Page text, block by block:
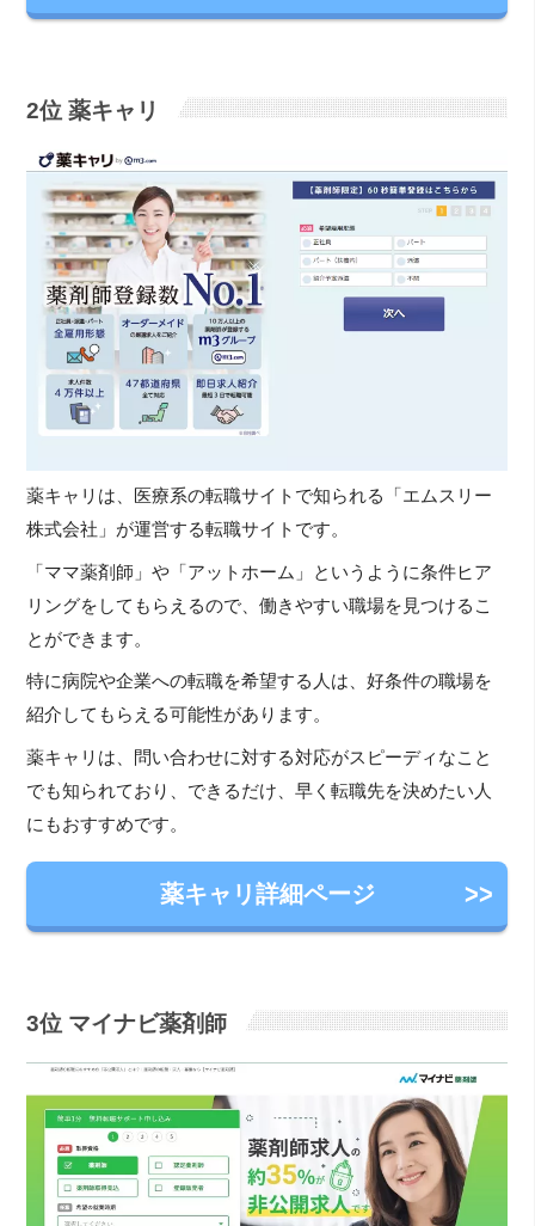
2位 薬キャリ
薬キャリは、医療系の転職サイトで知られる「エムスリー
株式会社」が運営する転職サイトです。
「ママ薬剤師」や「アットホーム」というように条件ヒア
リングをしてもらえるので、働きやすい職場を見つけるこ
とができます。
特に病院や企業への転職を希望する人は、好条件の職場を
紹介してもらえる可能性があります。
薬キャリは、問い合わせに対する対応がスピーディなこと
でも知られており、できるだけ、早く転職先を決めたい人
にもおすすめです。
薬キャリ詳細ページ
3位 マイナビ薬剤師